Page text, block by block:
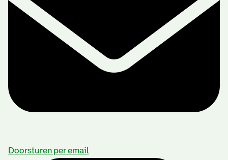
Doorsturen per email